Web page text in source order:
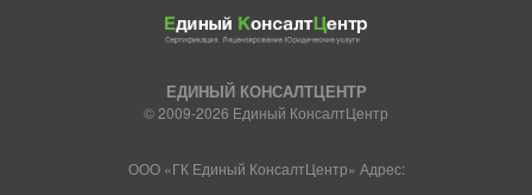
ЕДИНЫЙ КОНСАЛТЦЕНТР
© 2009-2026 Единый КонсалтЦентр
ООО «ГК Единый КонсалтЦентр» Адрес: